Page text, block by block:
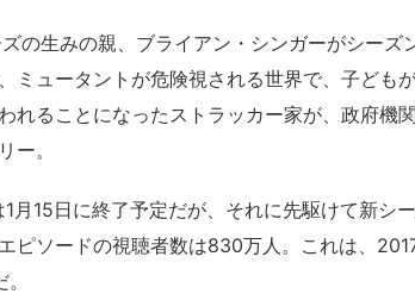
ズの生みの親、ブライアン・シンガーがシー
ミュータントが危険視される世界で、子ども
れることになったストラッカー家が、政府機
ー。
1月15日に終了予定だが、それに先駆けて新シ
ピソードの視聴者数は830万人。これは、